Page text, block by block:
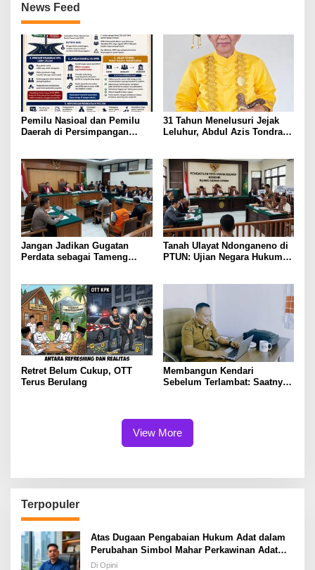
News Feed
Pemilu Nasioal dan Pemilu
Daerah di Persimpangan
31 Tahun Menelusuri Jejak
Leluhur, Abdul Azis Tondrang
Jangan Jadikan Gugatan
Perdata sebagai Tameng
Tanah Ulayat Ndonganeno di
PTUN: Ujian Negara Hukum
Retret Belum Cukup, OTT
Terus Berulang
Membangun Kendari
Sebelum Terlambat: Saatnya
View More
Terpopuler
Atas Dugaan Pengabaian Hukum Adat dalam
Perubahan Simbol Mahar Perkawinan Adat
Masyarakat Pulau Wawonii
Di Opini